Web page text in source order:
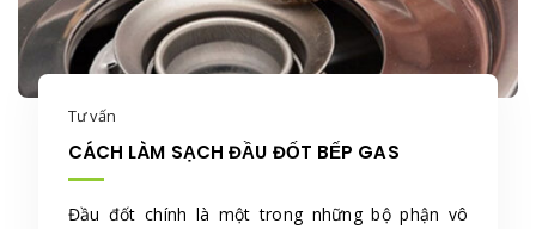
Tư vấn
CÁCH LÀM SẠCH ĐẦU ĐỐT BẾP GAS
Đầu đốt chính là một trong những bộ phận vô